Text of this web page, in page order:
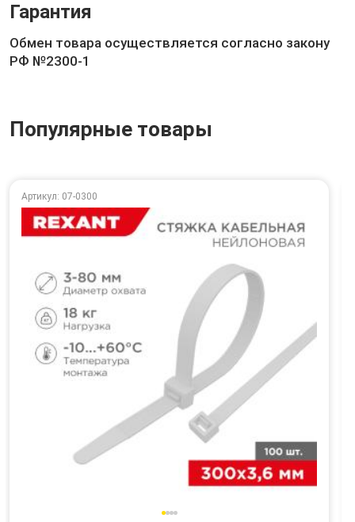
Гарантия
Обмен товара осуществляется согласно закону
РФ №2300-1
Популярные товары
Артикул: 07-0300